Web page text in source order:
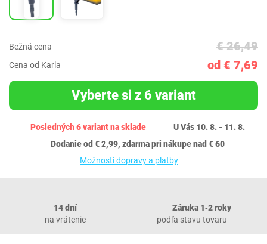
Bežná cena € 26,49
Cena od Karla od € 7,69
Vyberte si z 6 variant
Posledných 6 variant na sklade
U Vás 10. 8. - 11. 8.
Dodanie od € 2,99, zdarma pri nákupe nad € 60
Možnosti dopravy a platby
14 dní
na vrátenie
Záruka 1‐2 roky
podľa stavu tovaru